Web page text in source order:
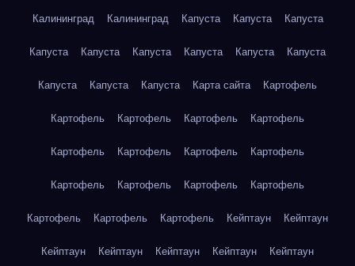
Калининград Калининград Капуста Капуста Капуста
Капуста Капуста Капуста Капуста Капуста Капуста
Капуста Капуста Капуста Карта сайта Картофель
Картофель Картофель Картофель Картофель
Картофель Картофель Картофель Картофель
Картофель Картофель Картофель Картофель
Картофель Картофель Картофель Кейптаун Кейптаун
Кейптаун Кейптаун Кейптаун Кейптаун Кейптаун